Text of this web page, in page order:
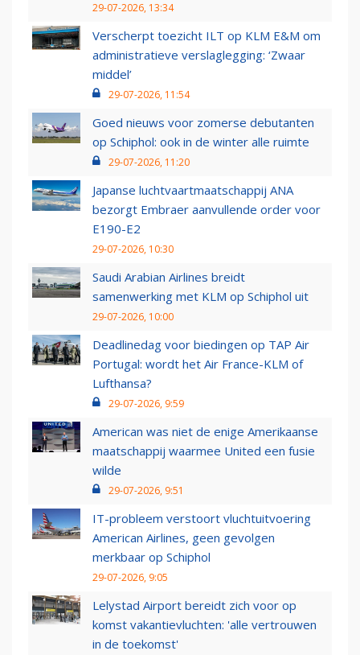
29-07-2026, 13:34
Verscherpt toezicht ILT op KLM E&M om
administratieve verslaglegging: ‘Zwaar
middel’
29-07-2026, 11:54
Goed nieuws voor zomerse debutanten
op Schiphol: ook in de winter alle ruimte
29-07-2026, 11:20
Japanse luchtvaartmaatschappij ANA
bezorgt Embraer aanvullende order voor
E190-E2
29-07-2026, 10:30
Saudi Arabian Airlines breidt
samenwerking met KLM op Schiphol uit
29-07-2026, 10:00
Deadlinedag voor biedingen op TAP Air
Portugal: wordt het Air France-KLM of
Lufthansa?
29-07-2026, 9:59
American was niet de enige Amerikaanse
maatschappij waarmee United een fusie
wilde
29-07-2026, 9:51
IT-probleem verstoort vluchtuitvoering
American Airlines, geen gevolgen
merkbaar op Schiphol
29-07-2026, 9:05
Lelystad Airport bereidt zich voor op
komst vakantievluchten: 'alle vertrouwen
in de toekomst'